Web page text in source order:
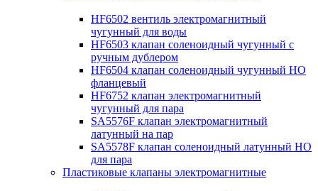
HF6502 вентиль электромагнитный
чугунный для воды
HF6503 клапан соленоидный чугунный с
ручным дублером
HF6504 клапан соленоидный чугунный НО
фланцевый
HF6752 клапан электромагнитный
чугунный для пара
SA5576F клапан электромагнитный
латунный на пар
SA5578F клапан соленоидный латунный НО
для пара
Пластиковые клапаны электромагнитные